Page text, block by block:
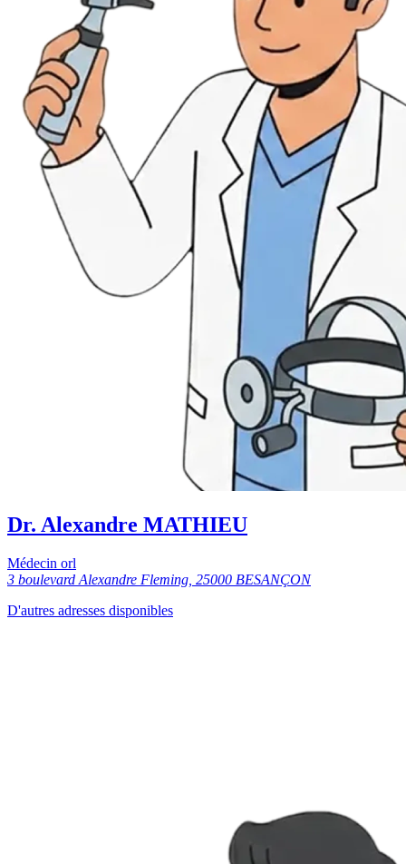
Dr. Alexandre MATHIEU
Médecin orl
3 boulevard Alexandre Fleming, 25000 BESANÇON
D'autres adresses disponibles